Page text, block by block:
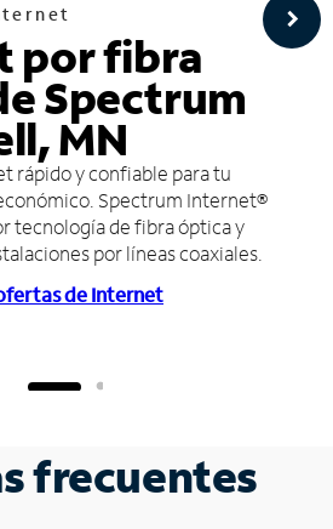
por fibra
Spectrum
MN
rápido y confiable para tu
Spectrum Internet®
tecnología de fibra óptica y
por líneas coaxiales.
de Internet
frecuentes